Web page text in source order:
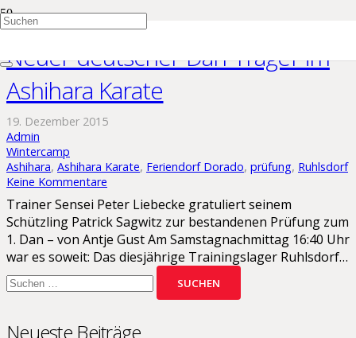
Neuer deutscher Dan-Träger im
Ashihara Karate
19. Dezember 2015
Admin
Wintercamp
Ashihara, Ashihara Karate, Feriendorf Dorado, prüfung, Ruhlsdorf
Keine Kommentare
Trainer Sensei Peter Liebecke gratuliert seinem
Schützling Patrick Sagwitz zur bestandenen Prüfung zum
1. Dan – von Antje Gust Am Samstagnachmittag 16:40 Uhr
war es soweit: Das diesjährige Trainingslager Ruhlsdorf…
nach:
Neueste Beiträge